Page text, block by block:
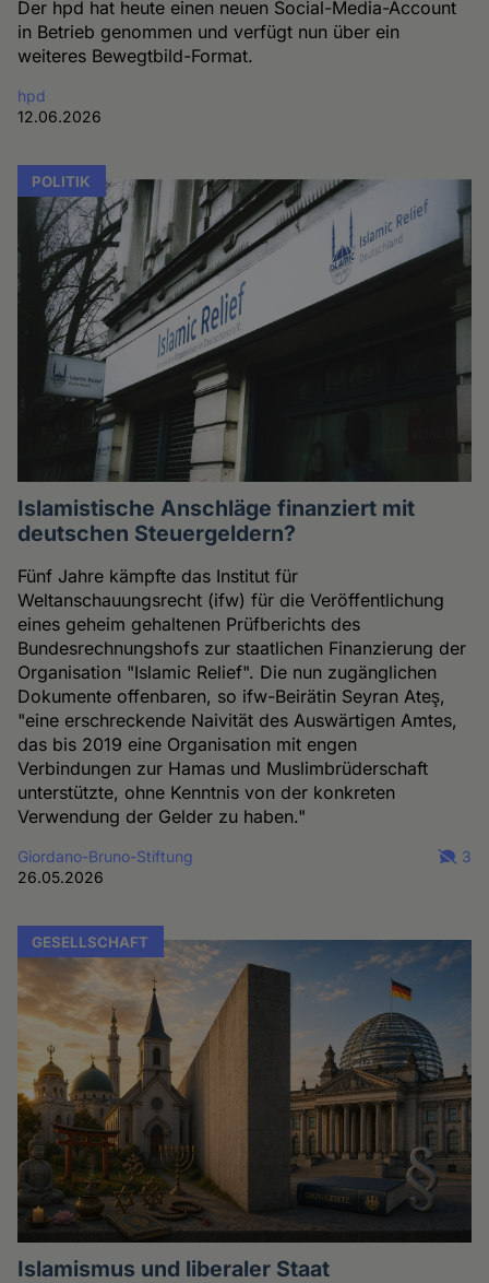
Der hpd hat heute einen neuen Social-Media-Account
in Betrieb genommen und verfügt nun über ein
weiteres Bewegtbild-Format.
hpd
12.06.2026
POLITIK
Islamistische Anschläge finanziert mit
deutschen Steuergeldern?
Fünf Jahre kämpfte das Institut für
Weltanschauungsrecht (ifw) für die Veröffentlichung
eines geheim gehaltenen Prüfberichts des
Bundesrechnungshofs zur staatlichen Finanzierung der
Organisation "Islamic Relief". Die nun zugänglichen
Dokumente offenbaren, so ifw-Beirätin Seyran Ateş,
"eine erschreckende Naivität des Auswärtigen Amtes,
das bis 2019 eine Organisation mit engen
Verbindungen zur Hamas und Muslimbrüderschaft
unterstützte, ohne Kenntnis von der konkreten
Verwendung der Gelder zu haben."
Giordano-Bruno-Stiftung
26.05.2026
3
GESELLSCHAFT
Islamismus und liberaler Staat